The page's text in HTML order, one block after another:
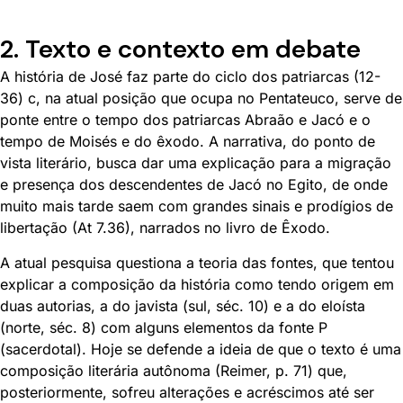
2. Texto e contexto em debate
A história de José faz parte do ciclo dos patriarcas (12-
36) c, na atual posição que ocupa no Pentateuco, serve de
ponte entre o tempo dos patriarcas Abraão e Jacó e o
tempo de Moisés e do êxodo. A narrativa, do ponto de
vista literário, busca dar uma explicação para a migração
e presença dos descendentes de Jacó no Egito, de onde
muito mais tarde saem com grandes sinais e prodígios de
libertação (At 7.36), narrados no livro de Êxodo.
A atual pesquisa questiona a teoria das fontes, que tentou
explicar a composição da história como tendo origem em
duas autorias, a do javista (sul, séc. 10) e a do eloísta
(norte, séc. 8) com alguns elementos da fonte P
(sacerdotal). Hoje se defende a ideia de que o texto é uma
composição literária autônoma (Reimer, p. 71) que,
posteriormente, sofreu alterações e acréscimos até ser